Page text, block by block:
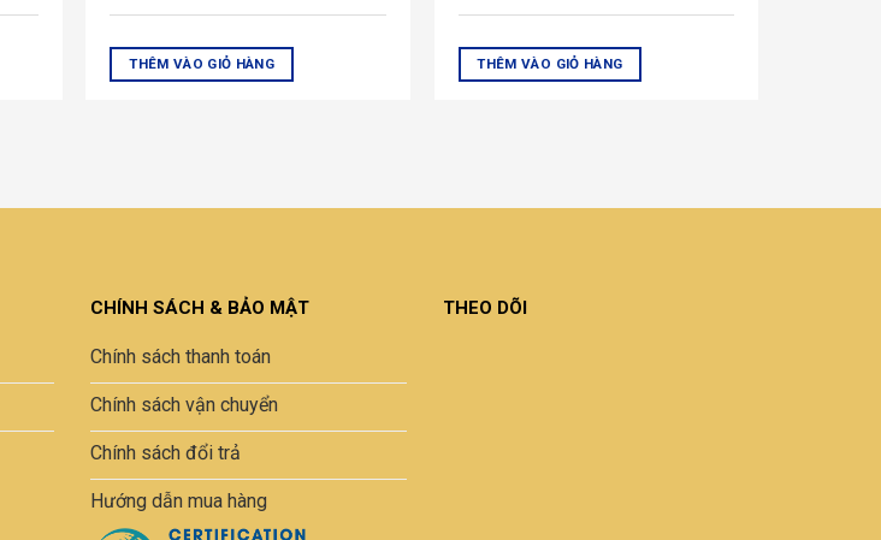
THÊM VÀO GIỎ HÀNG THÊM VÀO GIỎ HÀNG
CHÍNH SÁCH & BẢO MẬT
Chính sách thanh toán
Chính sách vận chuyển
Chính sách đổi trả
Hướng dẫn mua hàng
THEO DÕI